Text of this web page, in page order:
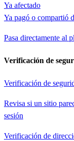
Ya afectado
Ya pagó o compartió
Pasa directamente al
Verificación de
Verificación de
Revisa si un sitio
sesión
Verificación de